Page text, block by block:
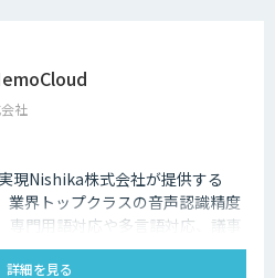
社
現Nishika株式会社が提供する
業界トップクラスの音声認識精度
専門用語対応や多言語対応、議事
効率的な文字起こしを実現。
詳細を見る